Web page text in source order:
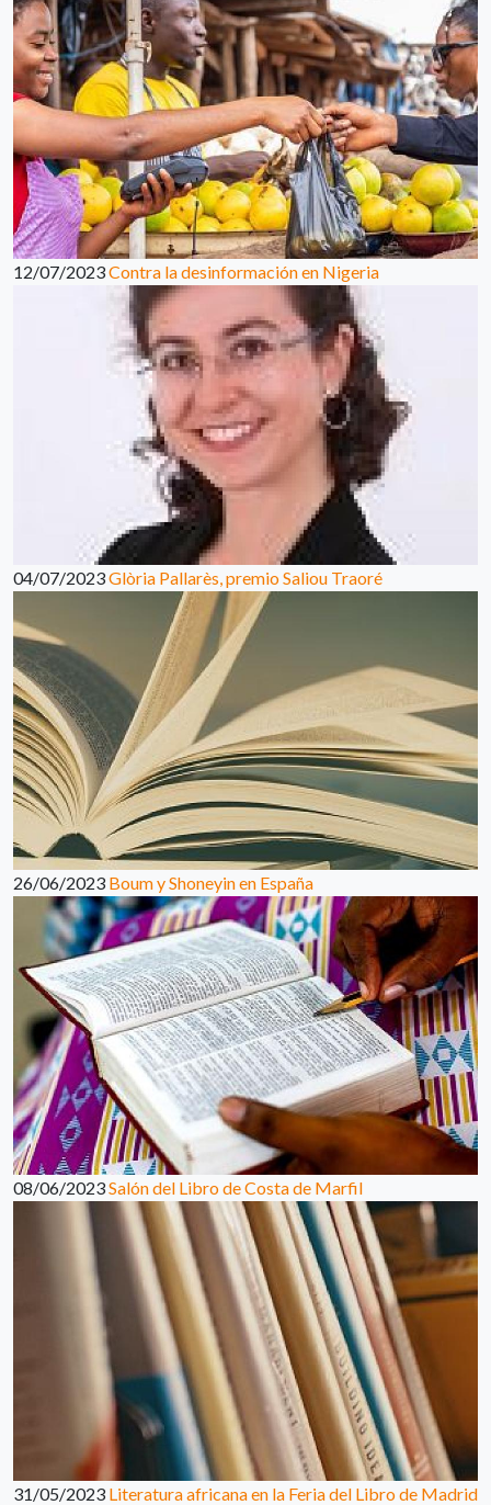
12/07/2023Contra la desinformación en Nigeria
04/07/2023Glòria Pallarès, premio Saliou Traoré
26/06/2023 Boum y Shoneyin en España
08/06/2023Salón del Libro de Costa de Marfil
31/05/2023 Literatura africana en la Feria del Libro de Madrid